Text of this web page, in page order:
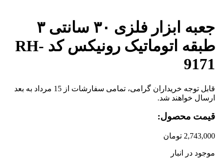
جعبه ابزار فلزی ۳۰ سانتی ۳
طبقه اتوماتیک رونیکس کد RH-
9171
قابل توجه خریداران گرامی، تمامی سفارشات از 15 مرداد به بعد
ارسال خواهند شد.
قیمت محصول:
2,743,000 تومان
موجود در انبار